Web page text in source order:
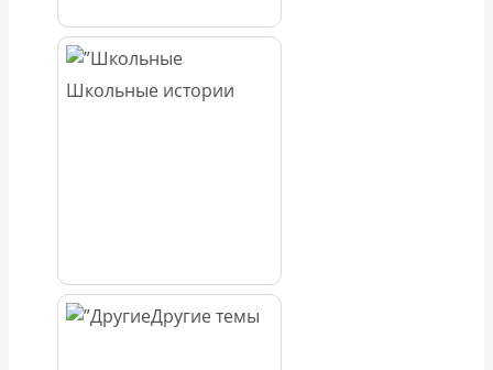
Школьные истории
Другие темы